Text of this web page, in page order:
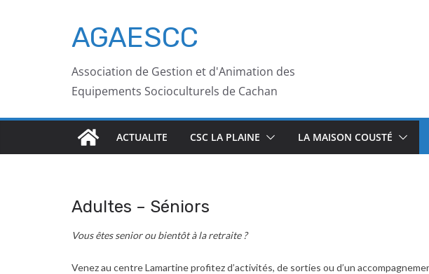
AGAESCC
Association de Gestion et d'Animation des
Equipements Socioculturels de Cachan
ACTUALITE CSC LA PLAINE LA MAISON COUSTÉ
Adultes – Séniors
Vous êtes senior ou bientôt à la retraite ?
Venez au centre Lamartine profitez d’activités, de sorties ou d’un